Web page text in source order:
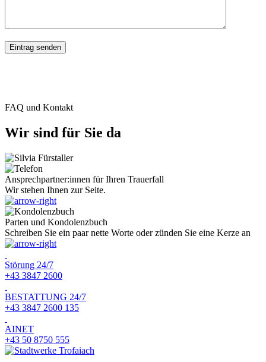
FAQ und Kontakt
Wir sind für Sie da
Ansprechpartner:innen für Ihren Trauerfall
Wir stehen Ihnen zur Seite.
Parten und Kondolenzbuch
Schreiben Sie ein paar nette Worte oder zünden Sie eine Kerze an
Störung 24/7
+43 3847 2600
BESTATTUNG 24/7
+43 3847 2600 135
AINET
+43 50 8750 555